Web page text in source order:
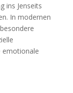
ins Jenseits
In modernen
emotionale